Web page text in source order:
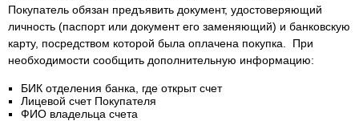
Покупатель обязан предъявить документ, удостоверяющий
личность (паспорт или документ его заменяющий) и банковскую
карту, посредством которой была оплачена покупка. При
необходимости сообщить дополнительную информацию:
БИК отделения банка, где открыт счет
Лицевой счет Покупателя
ФИО владельца счета